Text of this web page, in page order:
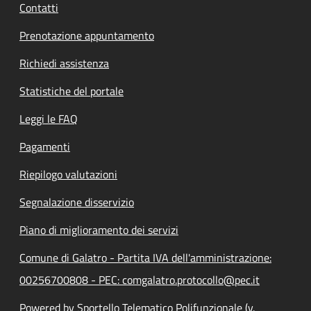
Contatti
Prenotazione appuntamento
Richiedi assistenza
Statistiche del portale
Leggi le FAQ
Pagamenti
Riepilogo valutazioni
Segnalazione disservizio
Piano di miglioramento dei servizi
Comune di Galatro - Partita IVA dell'amministrazione:
00256700808 - PEC: comgalatro.protocollo@pec.it
Powered by Sportello Telematico Polifunzionale (v.